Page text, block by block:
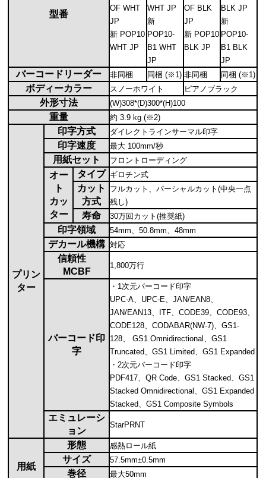
型番
OF WHT
JP
新 POP10
WHT JP
WHT JP
新
POP10-
B1 WHT
JP
OF BLK
JP
新 POP10
BLK JP
BLK JP
新
POP10-
B1 BLK
JP
バーコードリーダー 非同梱 同梱 (※1) 非同梱 同梱 (※1)
ボディーカラー スノーホワイト ピアノブラック
外形寸法 (W)308*(D)300*(H)100
重量 約 3.9 kg (※2)
プリン
ター
印字方式 ダイレクトラインサーマル印字
印字速度 最大 100mm/秒
用紙セット フロントローディング
オー
ト
カッ
ター
タイプ ギロチン式
カット
方式
フルカット、パーシャルカット(中央一点
残し)
寿命 30万回カット(推奨紙)
印字領域 54mm、50.8mm、48mm
デカール機構 対応
信頼性
MCBF
1,800万行
バーコード印
字
・1次元バーコード印字
UPC-A、UPC-E、JAN/EAN8、
JAN/EAN13、ITF、CODE39、CODE93、
CODE128、CODABAR(NW-7)、GS1-
128、 GS1 Omnidirectional、GS1
Truncated、GS1 Limited、GS1 Expanded
・2次元バーコード印字
PDF417、QR Code、GS1 Stacked、GS1
Stacked Omnidirectional、GS1 Expanded
Stacked、GS1 Composite Symbols
エミュレーシ
ョン
StarPRNT
用紙
形態 感熱ロール紙
サイズ 57.5mm±0.5mm
巻径 最大50mm